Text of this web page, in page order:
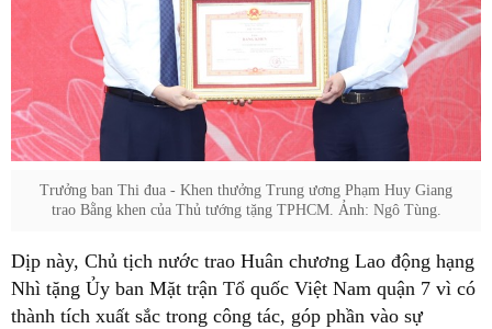
Trưởng ban Thi đua - Khen thưởng Trung ương Phạm Huy Giang
trao Bằng khen của Thủ tướng tặng TPHCM. Ảnh: Ngô Tùng.
Dịp này, Chủ tịch nước trao Huân chương Lao động hạng
Nhì tặng Ủy ban Mặt trận Tổ quốc Việt Nam quận 7 vì có
thành tích xuất sắc trong công tác, góp phần vào sự